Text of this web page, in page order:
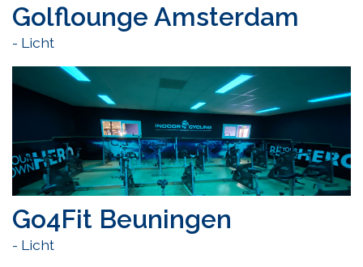
Golflounge Amsterdam
- Licht
Go4Fit Beuningen
- Licht